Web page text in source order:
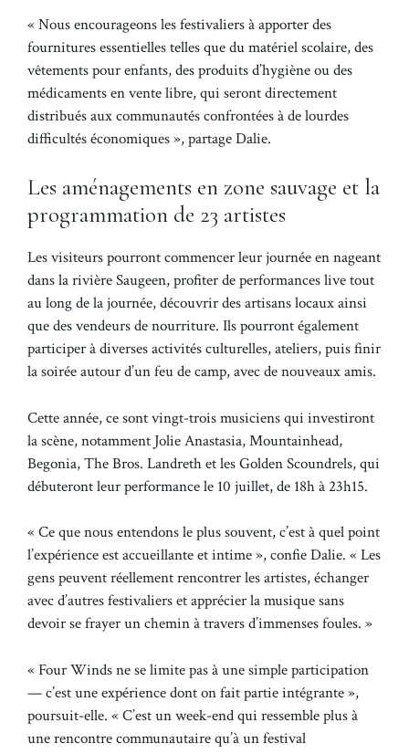
« Nous encourageons les festivaliers à apporter des
fournitures essentielles telles que du matériel scolaire, des
vêtements pour enfants, des produits d’hygiène ou des
médicaments en vente libre, qui seront directement
distribués aux communautés confrontées à de lourdes
difficultés économiques », partage Dalie.
Les aménagements en zone sauvage et la
programmation de 23 artistes
Les visiteurs pourront commencer leur journée en nageant
dans la rivière Saugeen, profiter de performances live tout
au long de la journée, découvrir des artisans locaux ainsi
que des vendeurs de nourriture. Ils pourront également
participer à diverses activités culturelles, ateliers, puis finir
la soirée autour d’un feu de camp, avec de nouveaux amis.
Cette année, ce sont vingt-trois musiciens qui investiront
la scène, notamment Jolie Anastasia, Mountainhead,
Begonia, The Bros. Landreth et les Golden Scoundrels, qui
débuteront leur performance le 10 juillet, de 18h à 23h15.
« Ce que nous entendons le plus souvent, c’est à quel point
l’expérience est accueillante et intime », confie Dalie. « Les
gens peuvent réellement rencontrer les artistes, échanger
avec d’autres festivaliers et apprécier la musique sans
devoir se frayer un chemin à travers d’immenses foules. »
« Four Winds ne se limite pas à une simple participation
— c’est une expérience dont on fait partie intégrante »,
poursuit-elle. « C’est un week-end qui ressemble plus à
une rencontre communautaire qu’à un festival